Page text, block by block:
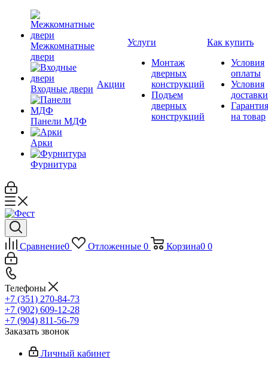
Межкомнатные
двери
Входные двери
Панели МДФ
Арки
Фурнитура
Акции
Услуги
Монтаж
дверных
конструкций
Подъем
дверных
конструкций
Как купить
Условия
оплаты
Условия
доставки
Гарантия
на товар
Сравнение0 Отложенные 0 Корзина0 0
Телефоны
+7 (351) 270-84-73
+7 (902) 609-12-28
+7 (904) 811-56-79
Заказать звонок
Личный кабинет